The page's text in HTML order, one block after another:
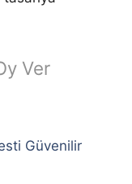
Ver
Güvenilir